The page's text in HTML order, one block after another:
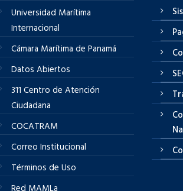
Universidad Marítima
Internacional
Cámara Marítima de Panamá
Datos Abiertos
311 Centro de Atención
Ciudadana
COCATRAM
Correo Institucional
Términos de Uso